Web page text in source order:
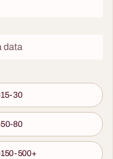
15-30
50-80
150-500+